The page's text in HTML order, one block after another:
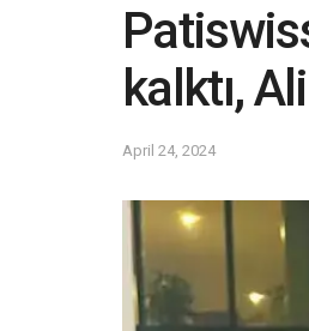
kalktı,
April 24, 2024